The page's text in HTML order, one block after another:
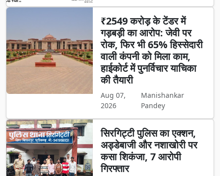
₹2549 करोड़ के टेंडर में
गड़बड़ी का आरोप: जेवी पर
रोक, फिर भी 65% हिस्सेदारी
वाली कंपनी को मिला काम,
हाईकोर्ट में पुनर्विचार याचिका
की तैयारी
Aug 07,
2026
Manishankar
Pandey
सिरगिट्टी पुलिस का एक्शन,
अड्डेबाजी और नशाखोरी पर
कसा शिकंजा, 7 आरोपी
गिरफ्तार